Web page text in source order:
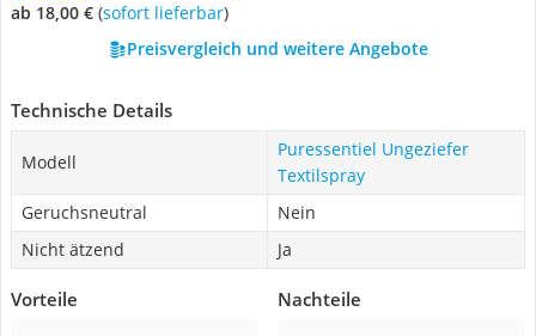
ab 18,00 € ( Sofort lieferbar)
Preisvergleich und weitere Angebote
Technische Details
Modell
Puressentiel Ungeziefer
Textilspray
Geruchsneutral
Nein
Nicht ätzend
Ja
Vorteile Nachteile